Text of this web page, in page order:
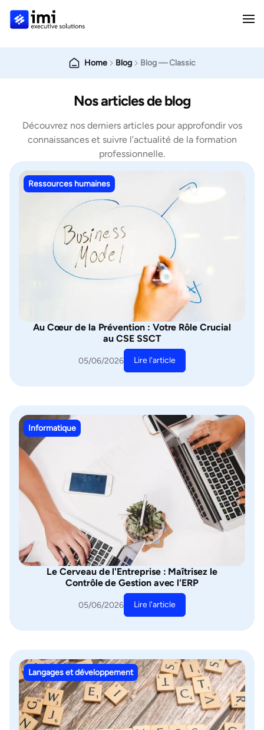
Home Blog Blog — Classic
Nos articles de blog
Découvrez nos derniers articles pour approfondir vos
connaissances et suivre l’actualité de la formation
professionnelle.
Ressources humaines
Au Cœur de la Prévention : Votre Rôle Crucial
au CSE SSCT
05/06/2026 Lire l'article
Informatique
Le Cerveau de l'Entreprise : Maîtrisez le
Contrôle de Gestion avec l'ERP
05/06/2026 Lire l'article
Langages et développement